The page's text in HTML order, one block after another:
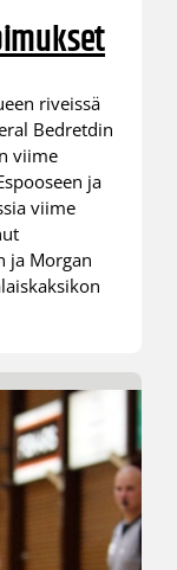
riveissä
Bedretdin
viime
ja
viime
ja Morgan